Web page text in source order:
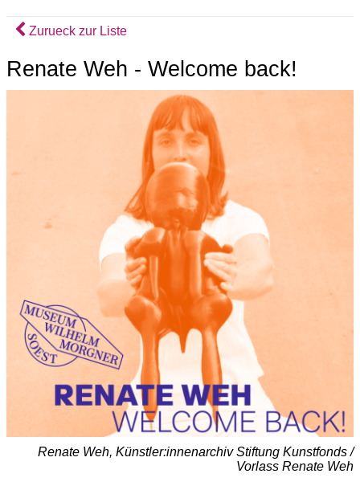
Zurueck zur Liste
Renate Weh - Welcome back!
Renate Weh, Künstler:innenarchiv Stiftung Kunstfonds /
Vorlass Renate Weh